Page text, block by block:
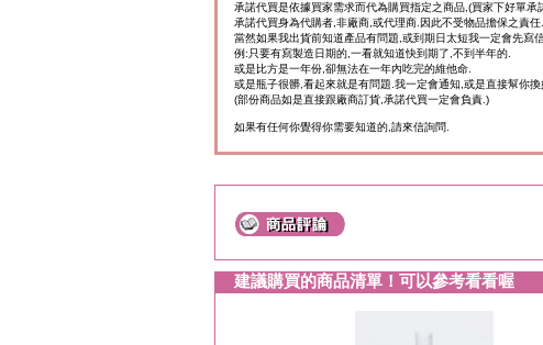
承諾代買是依據買家需求而代為購買指定之商品,(買家下好單
承諾代買身為代購者,非廠商,或代理商.因此不受物品擔保之責
當然如果我出貨前知道產品有問題,或到期日太短我一定會先寫
例:只要有寫製造日期的,一看就知道快到期了,不到半年的.
或是比方是一年份,卻無法在一年內吃完的維他命.
或是瓶子很髒,看起來就是有問題.我一定會通知,或是直接幫你換
(部份商品如是直接跟廠商訂貨,承諾代買一定會負責.)
如果有任何你覺得你需要知道的,請來信詢問.
建議購買的商品清單！可以參考看看喔